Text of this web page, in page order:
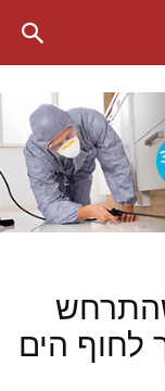
בסמוך לחוף הים